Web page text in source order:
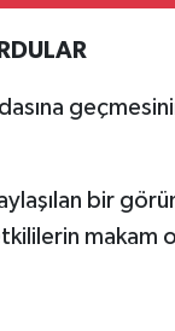
bir